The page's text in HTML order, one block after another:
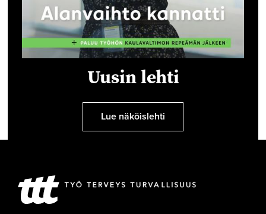
Uusin lehti
Lue näköislehti